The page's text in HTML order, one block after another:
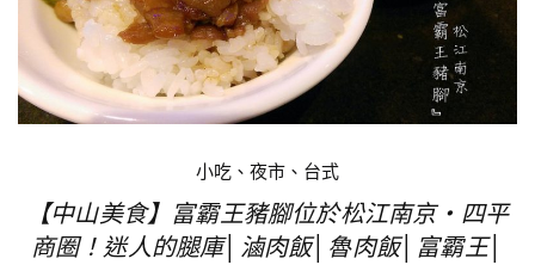
小吃、夜市、台式
【中山美食】富霸王豬腳位於松江南京‧四平
商圈！迷人的腿庫│滷肉飯│魯肉飯│富霸王│